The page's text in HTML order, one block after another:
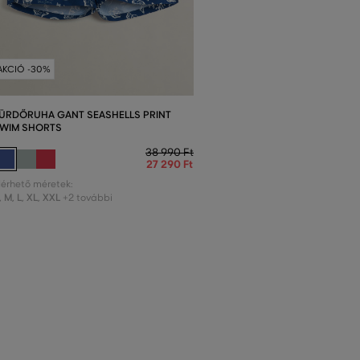
-30%
GANT SEASHELLS PRINT
SHORTS
38 990 Ft
27 290 Ft
méretek:
, M, L, XL, XXL +2 további